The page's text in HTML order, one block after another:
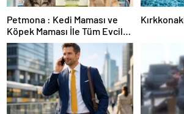
Petmona : Kedi Maması ve
Köpek Maması İle Tüm Evcil
Hayvan Ürünleri